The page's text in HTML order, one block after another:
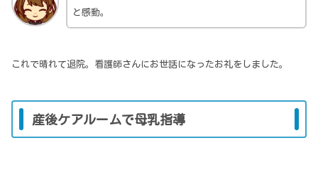
と感動。
これで晴れて退院。看護師さんにお世話になったお礼をしました。
産後ケアルームで母乳指導